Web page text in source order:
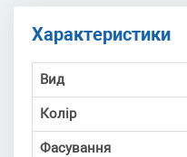
Характеристики
Вид
Колір
Фасування